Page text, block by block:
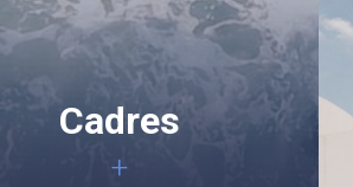
Cadres
+